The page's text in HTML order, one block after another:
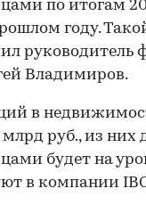
по итогам
году.
руководитель
Владимиров.
в
руб., из них
будет на
в компании